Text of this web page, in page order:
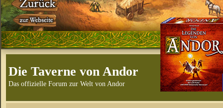
Die Taverne von Andor
Das offizielle Forum zur Welt von Andor